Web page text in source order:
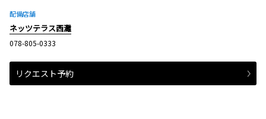
配備店舗
ネッツテラス西灘
078-805-0333
リクエスト予約